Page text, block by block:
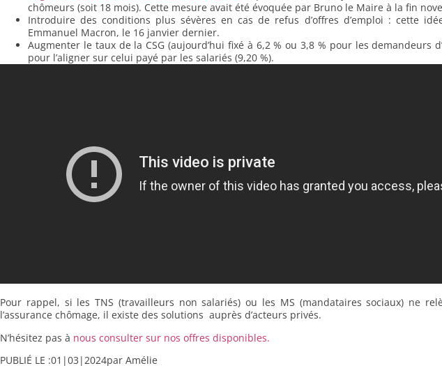
chômeurs (soit 18 mois). Cette mesure avait été évoquée par Bruno le Maire à la fin
Introduire des conditions plus sévères en cas de refus d’offres d’emploi : cette
Emmanuel Macron, le 16 janvier dernier.
Augmenter le taux de la CSG (aujourd’hui fixé à 6,2 % ou 3,8 % pour les demandeurs
pour l’aligner sur celui payé par les salariés (9,20 %).
Pour rappel, si les TNS (travailleurs non salariés) ou les MS (mandataires sociaux) ne
l’assurance chômage, il existe des solutions auprès d’acteurs privés.
N’hésitez pas à nous consulter sur nos offres disponibles.
PUBLIÉ LE :01|03|2024par Amélie